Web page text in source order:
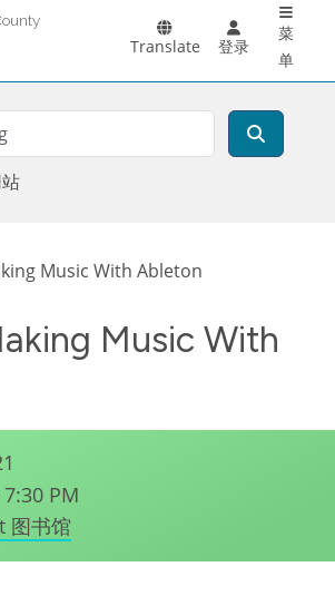
Translate 登录
菜
单
Music With Ableton
Music With
PM
图书馆